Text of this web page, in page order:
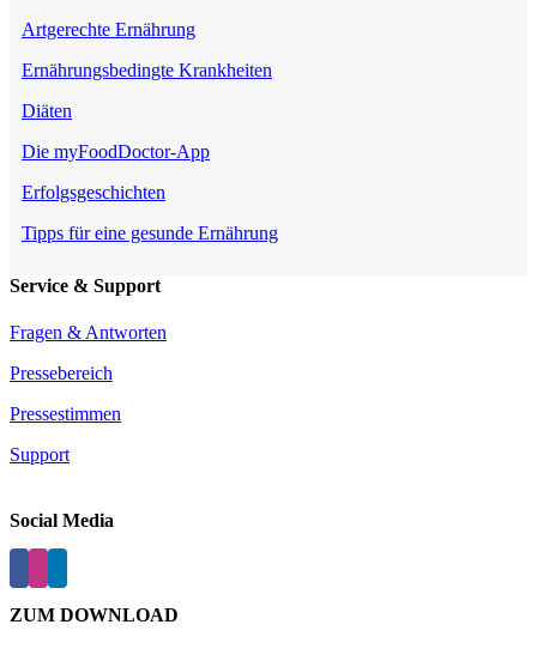
Artgerechte Ernährung
Ernährungsbedingte Krankheiten
Diäten
Die myFoodDoctor-App
Erfolgsgeschichten
Tipps für eine gesunde Ernährung
Service & Support
Fragen & Antworten
Pressebereich
Pressestimmen
Support
Social Media
ZUM DOWNLOAD